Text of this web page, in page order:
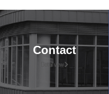
Contact
Detail view